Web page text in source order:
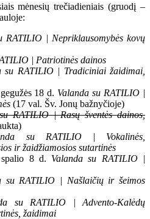
mėnesių trečiadieniais (gruodį –
RATILIO | Nepriklausomybės kovų
| Patriotinės dainos
su RATILIO | Tradiciniai žaidimai,
18 d. Valanda su RATILIO |
(17 val. Šv. Jonų bažnyčioje)
RATILIO | Rasų šventės dainos,
su RATILIO | Vokalinės,
ir žaidžiamosios sutartinės
8 d. Valanda su RATILIO |
su RATILIO | Našlaičių ir šeimos
su RATILIO | Advento-Kalėdų
žaidimai